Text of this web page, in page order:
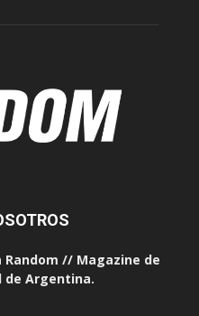
// Magazine de
de Argentina.